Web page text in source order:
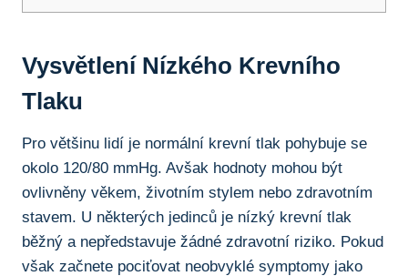
Vysvětlení Nízkého Krevního
Tlaku
Pro většinu lidí je normální krevní tlak pohybuje se
okolo 120/80 mmHg. Avšak hodnoty mohou být
ovlivněny věkem, životním stylem nebo zdravotním
stavem. U některých jedinců je nízký krevní tlak
běžný a nepředstavuje žádné zdravotní riziko. Pokud
však začnete pociťovat neobvyklé symptomy jako